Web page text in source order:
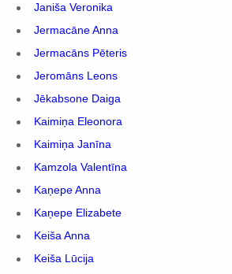
Janiša Veronika
Jermacāne Anna
Jermacāns Pēteris
Jeromāns Leons
Jēkabsone Daiga
Kaimiņa Eleonora
Kaimiņa Janīna
Kamzola Valentīna
Kaņepe Anna
Kaņepe Elizabete
Keiša Anna
Keiša Lūcija